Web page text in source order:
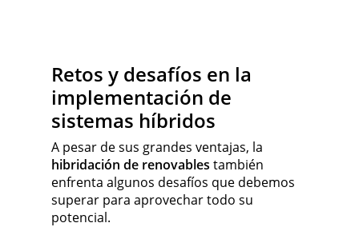
Retos y desafíos en la
implementación de
sistemas híbridos
A pesar de sus grandes ventajas, la
hibridación de renovables también
enfrenta algunos desafíos que debemos
superar para aprovechar todo su
potencial.